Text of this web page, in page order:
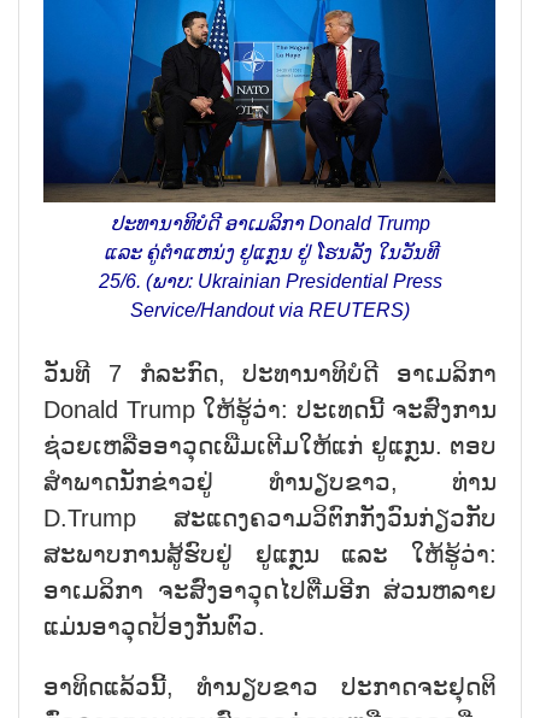
ປະທານາທິບໍດີ ອາເມລິກາ Donald Trump
ແລະ ຄູ່ຕຳແຫນ່ງ ຢູແກຼນ ຢູ່ ໂຮນລັງ ໃນວັນທີ
25/6. (ພາບ: Ukrainian Presidential Press
Service/Handout via REUTERS)
ວັນທີ 7 ກໍລະກົດ, ປະທານາທິບໍດີ ອາເມລິກາ
Donald Trump ໃຫ້ຮູ້ວ່າ: ປະເທດນີ້ ຈະສົ່ງການ
ຊ່ວຍເຫລືອອາວຸດເພີ່ມເຕີມໃຫ້ແກ່ ຢູແກຼນ. ຕອບ
ສຳພາດນັກຂ່າວຢູ່ ທຳນຽບຂາວ, ທ່ານ
D.Trump ສະແດງຄວາມວິຕົກກັງວົນກ່ຽວກັບ
ສະພາບການສູ້ຮົບຢູ່ ຢູແກຼນ ແລະ ໃຫ້ຮູ້ວ່າ:
ອາເມລິກາ ຈະສົ່ງອາວຸດໄປຕື່ມອີກ ສ່ວນຫລາຍ
ແມ່ນອາວຸດປ້ອງກັນຕົວ.
ອາທິດແລ້ວນີ້, ທຳນຽບຂາວ ປະກາດຈະຢຸດຕິ